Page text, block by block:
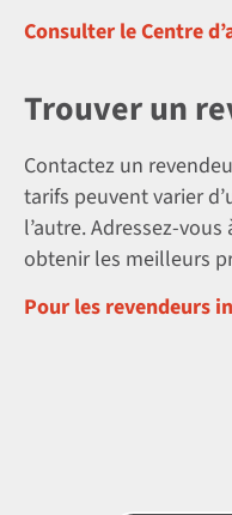
Consulter le Centre
Trouver un
Contactez un
tarifs peuvent varier
l’autre. Adressez-
obtenir les meilleurs
Pour les revendeurs